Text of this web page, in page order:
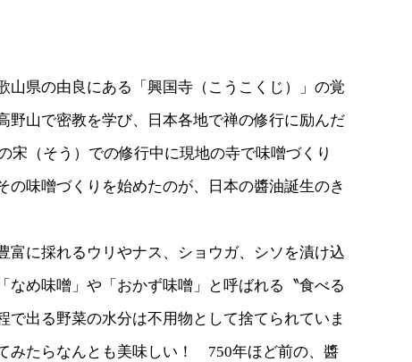
県の由良にある「興国寺（こうこくじ）」の覚
野山で密教を学び、日本各地で禅の修行に励んだ
宋（そう）での修行中に現地の寺で味噌づくり
の味噌づくりを始めたのが、日本の醬油誕生のき
に採れるウリやナス、ショウガ、シソを漬け込
なめ味噌」や「おかず味噌」と呼ばれる〝食べる
出る野菜の水分は不用物として捨てられていま
みたらなんとも美味しい！ 750年ほど前の、醬